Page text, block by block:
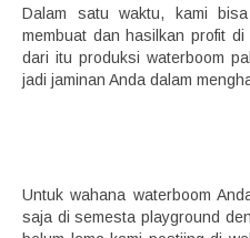
Dalam satu waktu, kami
membuat dan hasilkan profit
dari itu produksi waterboom
jadi jaminan Anda dalam
Untuk wahana waterboom
saja di semesta playground